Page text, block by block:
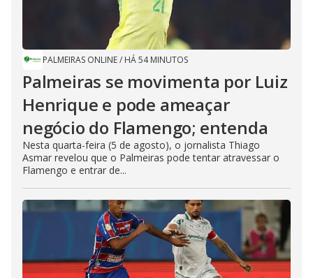
PALMEIRAS ONLINE/ HÁ 54 MINUTOS
Palmeiras se movimenta por Luiz
Henrique e pode ameaçar
negócio do Flamengo; entenda
Nesta quarta-feira (5 de agosto), o jornalista Thiago
Asmar revelou que o Palmeiras pode tentar atravessar o
Flamengo e entrar de...